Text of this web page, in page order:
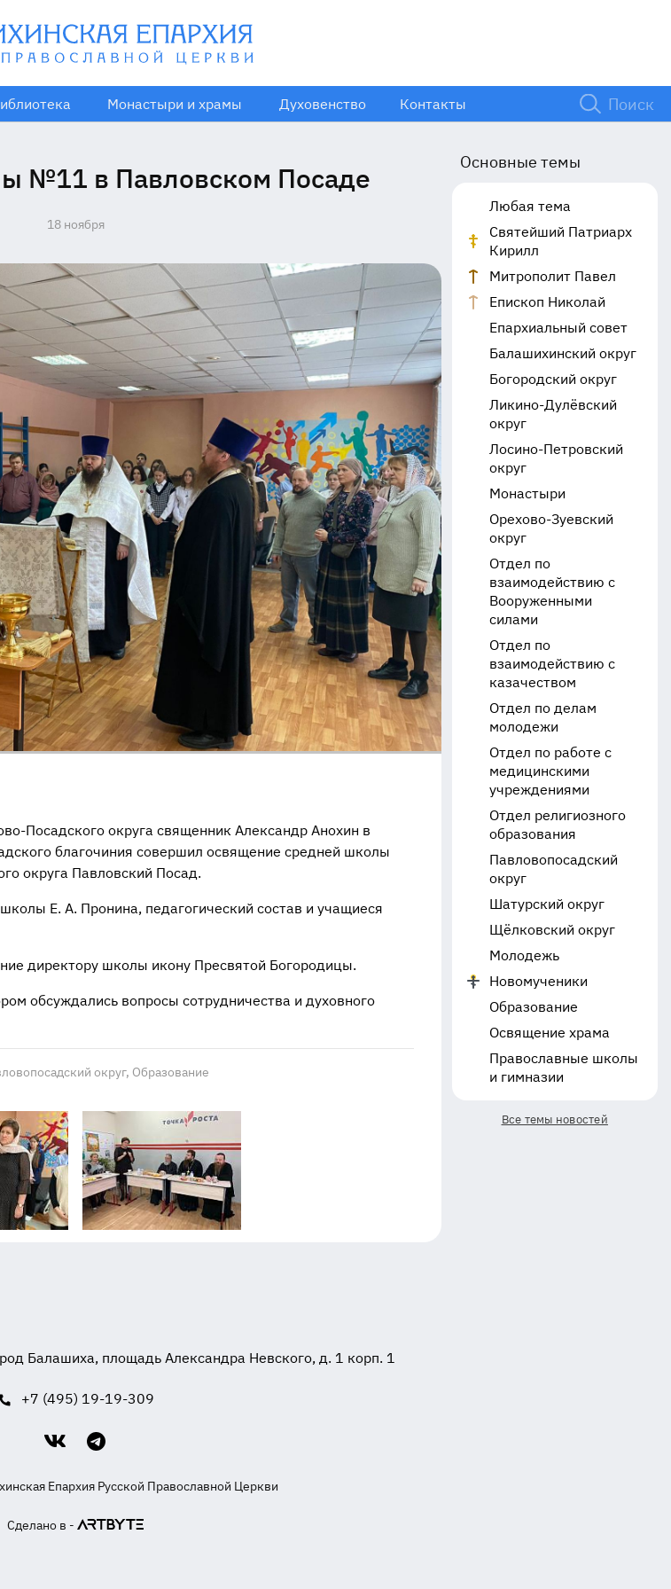
Монастыри и храмы Духовенство Контакты
№11 в Павловском Посаде
18 ноября
Посадского округа священник Александр Анохин в
благочиния совершил освящение средней школы
округа Павловский Посад.
Е. А. Пронина, педагогический состав и учащиеся
директору школы икону Пресвятой Богородицы.
обсуждались вопросы сотрудничества и духовного
округ, Образование
Основные темы
Любая тема
Святейший Патриарх
Кирилл
Митрополит Павел
Епископ Николай
Епархиальный совет
Балашихинский округ
Богородский округ
Ликино-Дулёвский
округ
Лосино-Петровский
округ
Монастыри
Орехово-Зуевский
округ
Отдел по
взаимодействию с
Вооруженными
силами
Отдел по
взаимодействию с
казачеством
Отдел по делам
молодежи
Отдел по работе с
медицинскими
учреждениями
Отдел религиозного
образования
Павловопосадский
округ
Шатурский округ
Щёлковский округ
Молодежь
Новомученики
Образование
Освящение храма
Православные школы
и гимназии
Все темы новостей
Балашиха, площадь Александра Невского, д. 1 корп. 1
+7 (495) 19-19-309
Епархия Русской Православной Церкви
Сделано в -